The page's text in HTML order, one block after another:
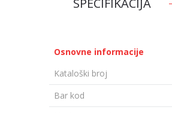
SPECIFIKACIJA
Osnovne informacije
Kataloški broj
Bar kod